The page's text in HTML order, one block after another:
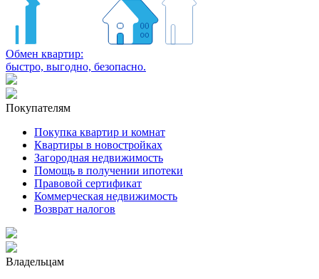
Обмен квартир:
быстро, выгодно, безопасно.
Покупателям
Покупка квартир и комнат
Квартиры в новостройках
Загородная недвижимость
Помощь в получении ипотеки
Правовой сертификат
Коммерческая недвижимость
Возврат налогов
Владельцам